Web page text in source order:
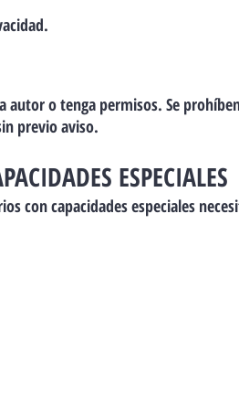
autor o tenga permisos. Se
previo aviso.
ESPECIALES
con capacidades especiales